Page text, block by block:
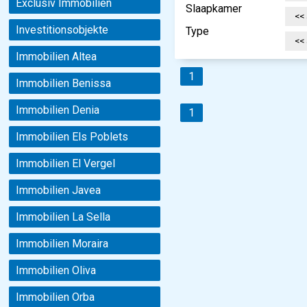
Exclusiv Immobilien
Investitionsobjekte
Immobilien Altea
Immobilien Benissa
Immobilien Denia
Immobilien Els Poblets
Immobilien El Vergel
Immobilien Javea
Immobilien La Sella
Immobilien Moraira
Immobilien Oliva
Immobilien Orba
Slaapkamer
Type
1
1